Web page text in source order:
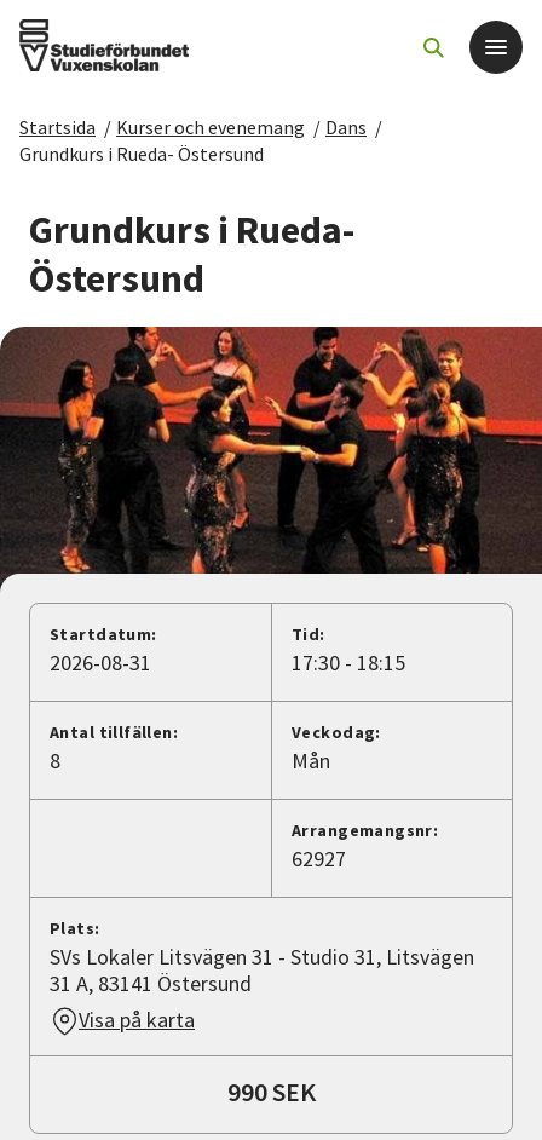
Det här gör vi
För dig som
Sök kurser och evenemang
Om SV
Starta studiecirkel
Cirkelledare
Nyheter
Avdelningar
Lyssna
Startsida / Kurser och evenemang / Dans /
Grundkurs i Rueda- Östersund
Grundkurs i Rueda-
Östersund
Startdatum:
2026-08-31
Tid:
17:30 - 18:15
Antal tillfällen:
8
Veckodag:
Mån
Arrangemangsnr:
62927
Plats:
SVs Lokaler Litsvägen 31 - Studio 31, Litsvägen
31 A, 83141 Östersund
Visa på karta
990 SEK